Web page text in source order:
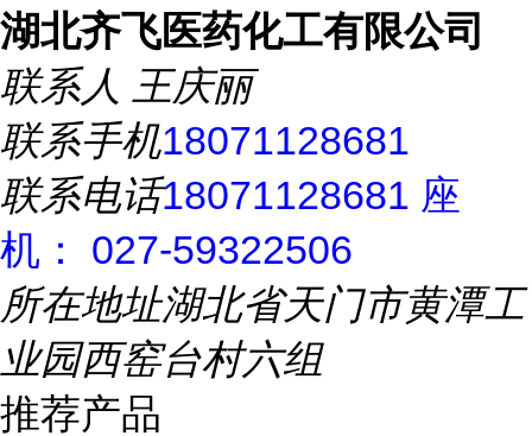
湖北齐飞医药化工有限公司
联系人 王庆丽
联系手机18071128681
联系电话18071128681 座
机： 027-59322506
所在地址湖北省天门市黄潭工
业园西窑台村六组
推荐产品